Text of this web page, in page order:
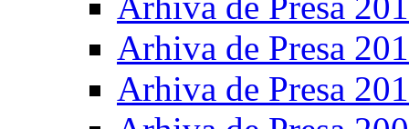
Arhiva de Presa
Arhiva de Presa